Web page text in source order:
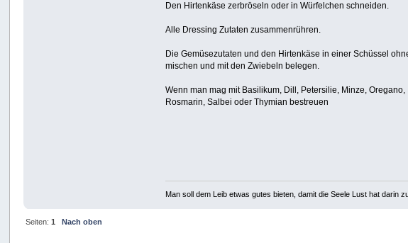
Den Hirtenkäse zerbröseln oder in Würfelchen schneiden.
Alle Dressing Zutaten zusammenrühren.
Die Gemüsezutaten und den Hirtenkäse in einer Schüssel
mischen und mit den Zwiebeln belegen.
Wenn man mag mit Basilikum, Dill, Petersilie, Minze, Oregano,
Rosmarin, Salbei oder Thymian bestreuen
Man soll dem Leib etwas gutes bieten, damit die Seele Lust hat darin
Seiten: 1
Nach oben